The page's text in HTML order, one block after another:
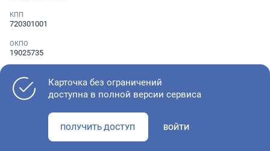
КПП
720301001
ОКПО
19025735
Не указан
Как оценить состояние компании
Карточка без ограничений
доступна в полной версии сервиса
ПОЛУЧИТЬ ДОСТУП ВОЙТИ